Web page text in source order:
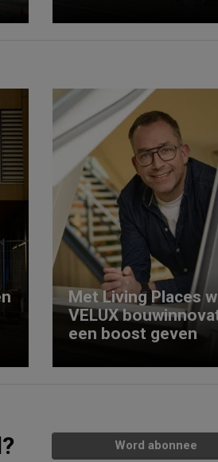
Met Living Places
VELUX
een boost geven
Word abonnee